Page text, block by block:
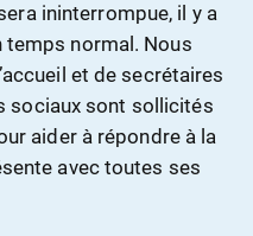
ininterrompue, il y a
temps normal. Nous
et de secrétaires
sociaux sont sollicités
aider à répondre à la
avec toutes ses